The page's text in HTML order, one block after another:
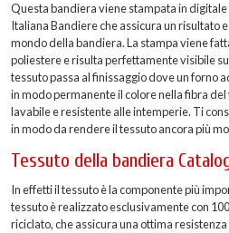
Questa bandiera viene stampata in
Italiana Bandiere che assicura un risultato
mondo della bandiera. La stampa viene
poliestere e risulta perfettamente visibile
tessuto passa al finissaggio dove un forno
in modo permanente il colore nella fibra
lavabile e resistente alle intemperie. Ti
in modo da rendere il tessuto ancora più
Tessuto della bandiera
In effetti il tessuto è la componente più
tessuto è realizzato esclusivamente con
riciclato, che assicura una ottima